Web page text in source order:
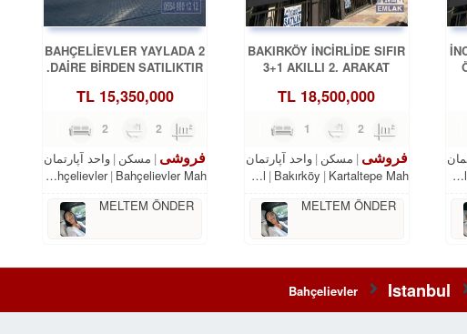
Istanbul
BAKIRKÖY İNCİRLİDE SIFIR
3+1 AKILLI 2. ARAKAT
TL 18,500,000
115m²
1 2
فروشی مسکن واحد آپارتمان
Istanbul
Bakırköy Kartaltepe Mah.
MELTEM ÖNDER
BAHÇELİEVLER YAYLADA 2
DAİRE BİRDEN SATILIKTIR.
TL15,350,000
2 2
فروشی مسکن واحد آپارتمان
Bahçelievler Bahçelievler Mah.
MELTEM ÖNDER
Istanbul
Bahçelievler